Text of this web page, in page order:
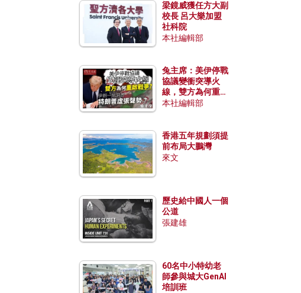
梁鏡威獲任方大副
校長 呂大樂加盟
社科院
本社編輯部
兔主席：美伊停戰
協議變衝突導火
線，雙方為何重啟
戰爭？伊朗一早洞
本社編輯部
香港五年規劃須提
前布局大鵬灣
來文
歷史給中國人一個
公道
張建雄
60名中小特幼老
師參與城大GenAI
培訓班